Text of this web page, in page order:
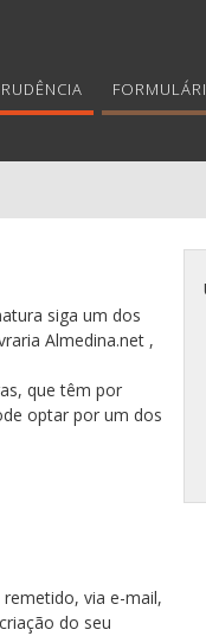
siga um dos
Almedina.net ,
que têm por
optar por um dos
via e-mail,
do seu